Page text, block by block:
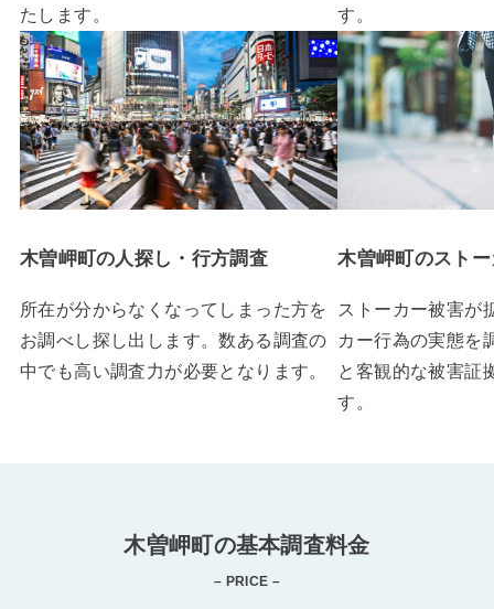
たします。
す。
木曽岬町の人探し・行方調査
所在が分からなくなってしまった方を
お調べし探し出します。数ある調査の
中でも高い調査力が必要となります。
木曽岬町のスト
ストーカー被害が
カー行為の実態を
と客観的な被害証
す。
木曽岬町の基本調査料金
– PRICE –